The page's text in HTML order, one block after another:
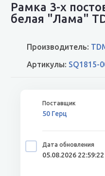
Рамка 3-х
белая "Лама"
Производитель:
Артикулы: SQ1815-
50 Герц
05.08.2026 22:59:22